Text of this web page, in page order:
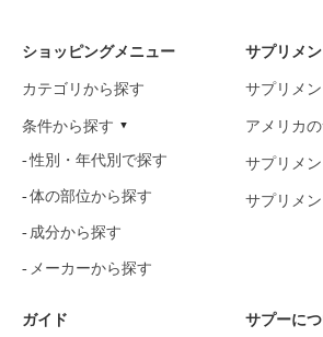
ショッピングメニュー
カテゴリから探す
条件から探す
性別・年代別で探す
体の部位から探す
成分から探す
メーカーから探す
ガイド
サプリメ
サプリメ
アメリカ
サプリメ
サプリメ
サプーに